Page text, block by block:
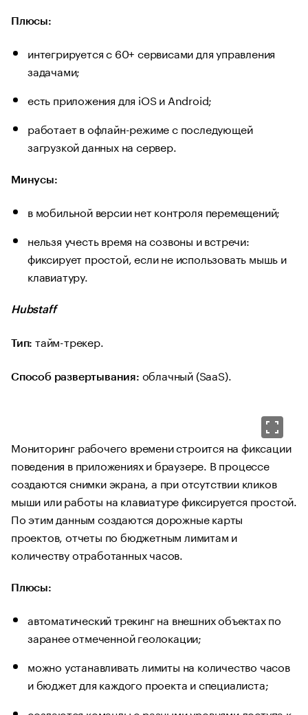
Плюсы:
интегрируется с 60+ сервисами для управления
задачами;
есть приложения для iOS и Android;
работает в офлайн-режиме с последующей
загрузкой данных на сервер.
Минусы:
в мобильной версии нет контроля перемещений;
нельзя учесть время на созвоны и встречи:
фиксирует простой, если не использовать мышь и
клавиатуру.
Hubstaff
Тип: тайм-трекер.
Способ развертывания: облачный (SaaS).
Мониторинг рабочего времени строится на фиксации
поведения в приложениях и браузере. В процессе
создаются снимки экрана, а при отсутствии кликов
мыши или работы на клавиатуре фиксируется простой.
По этим данным создаются дорожные карты
проектов, отчеты по бюджетным лимитам и
количеству отработанных часов.
Плюсы:
автоматический трекинг на внешних объектах по
заранее отмеченной геолокации;
можно устанавливать лимиты на количество часов
и бюджет для каждого проекта и специалиста;